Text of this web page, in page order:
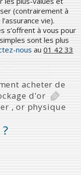
(contrairement à
vie).
s’offrent à vous pour
sont les plus
nous au 01 42 33
acheter de
d'or
,or physique